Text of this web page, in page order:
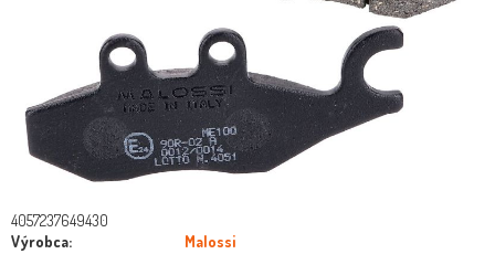
4057237649430
Výrobca:
Malossi